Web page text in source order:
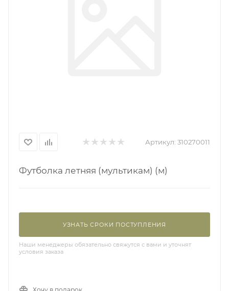
Артикул: 310270011
Футболка летняя (мультикам) (м)
УЗНАТЬ СРОКИ ПОСТУПЛЕНИЯ
Наши менеджеры обязательно свяжутся с вами и уточнят
условия заказа